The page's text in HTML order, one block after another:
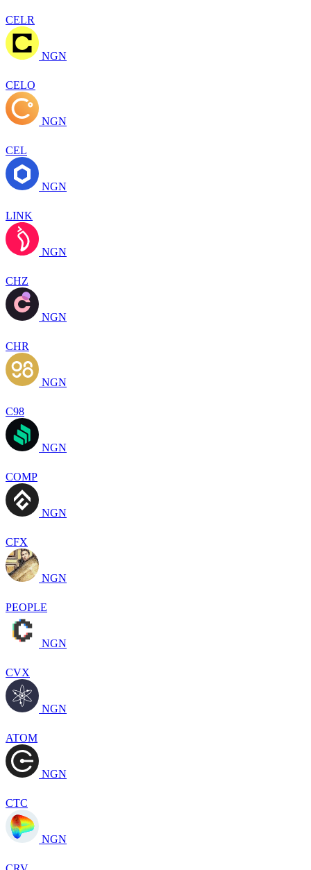
CELR
NGN
CELO
NGN
CEL
NGN
LINK
NGN
CHZ
NGN
CHR
NGN
C98
NGN
COMP
NGN
CFX
NGN
PEOPLE
NGN
CVX
NGN
ATOM
NGN
CTC
NGN